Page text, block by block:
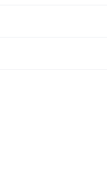
v hodnote 4